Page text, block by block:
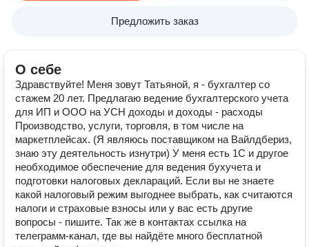
Предложить заказ
О себе
Здравствуйте! Меня зовут Татьяной, я - бухгалтер со
стажем 20 лет. Предлагаю ведение бухгалтерского учета
для ИП и ООО на УСН доходы и доходы - расходы
Производство, услуги, торговля, в том числе на
маркетплейсах. (Я являюсь поставщиком на Вайлдбериз,
знаю эту деятельность изнутри) У меня есть 1С и другое
необходимое обеспечение для ведения бухучета и
подготовки налоговых деклараций. Если вы не знаете
какой налоговый режим выгоднее выбрать, как считаются
налоги и страховые взносы или у вас есть другие
вопросы - пишите. Так же в контактах ссылка на
телеграмм-канал, где вы найдёте много бесплатной